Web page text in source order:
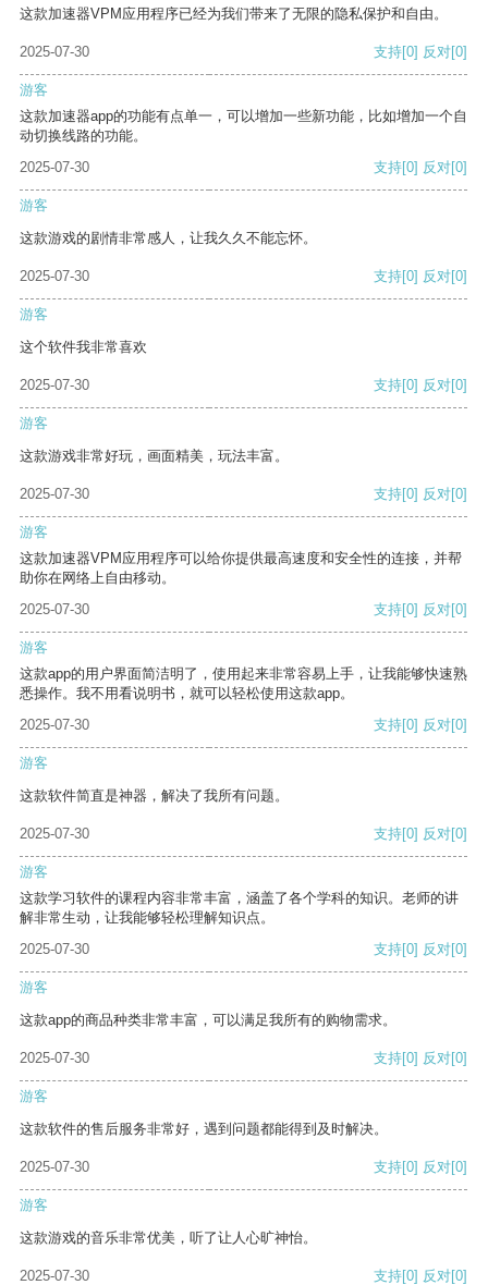
这款加速器VPM应用程序已经为我们带来了无限的隐私保护和自由。
2025-07-30 支持[0] 反对[0]
游客
这款加速器app的功能有点单一，可以增加一些新功能，比如增加一个自
动切换线路的功能。
2025-07-30
支持[0] 反对[0]
游客
这款游戏的剧情非常感人，让我久久不能忘怀。
2025-07-30 支持[0] 反对[0]
游客
这个软件我非常喜欢
2025-07-30 支持[0] 反对[0]
游客
这款游戏非常好玩，画面精美，玩法丰富。
2025-07-30 支持[0] 反对[0]
游客
这款加速器VPM应用程序可以给你提供最高速度和安全性的连接，并帮
助你在网络上自由移动。
2025-07-30
支持[0] 反对[0]
游客
这款app的用户界面简洁明了，使用起来非常容易上手，让我能够快速熟
悉操作。我不用看说明书，就可以轻松使用这款app。
2025-07-30
支持[0] 反对[0]
游客
这款软件简直是神器，解决了我所有问题。
2025-07-30 支持[0] 反对[0]
游客
这款学习软件的课程内容非常丰富，涵盖了各个学科的知识。老师的讲
解非常生动，让我能够轻松理解知识点。
2025-07-30
支持[0] 反对[0]
游客
这款app的商品种类非常丰富，可以满足我所有的购物需求。
2025-07-30 支持[0] 反对[0]
游客
这款软件的售后服务非常好，遇到问题都能得到及时解决。
2025-07-30 支持[0] 反对[0]
游客
这款游戏的音乐非常优美，听了让人心旷神怡。
2025-07-30 支持[0] 反对[0]